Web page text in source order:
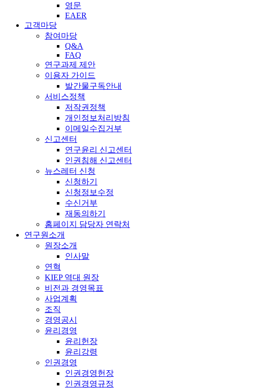
영문
EAER
고객마당
참여마당
Q&A
FAQ
연구과제 제안
이용자 가이드
발간물구독안내
서비스정책
저작권정책
개인정보처리방침
이메일수집거부
신고센터
연구윤리 신고센터
인권침해 신고센터
뉴스레터 신청
신청하기
신청정보수정
수신거부
재동의하기
홈페이지 담당자 연락처
연구원소개
원장소개
인사말
연혁
KIEP 역대 원장
비전과 경영목표
사업계획
조직
경영공시
윤리경영
윤리헌장
윤리강령
인권경영
인권경영헌장
인권경영규정